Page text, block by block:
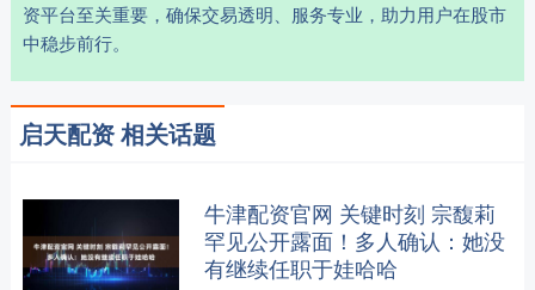
资平台至关重要，确保交易透明、服务专业，助力用户在股市
中稳步前行。
启天配资 相关话题
牛津配资官网 关键时刻 宗馥莉
罕见公开露面！多人确认：她没
有继续任职于娃哈哈